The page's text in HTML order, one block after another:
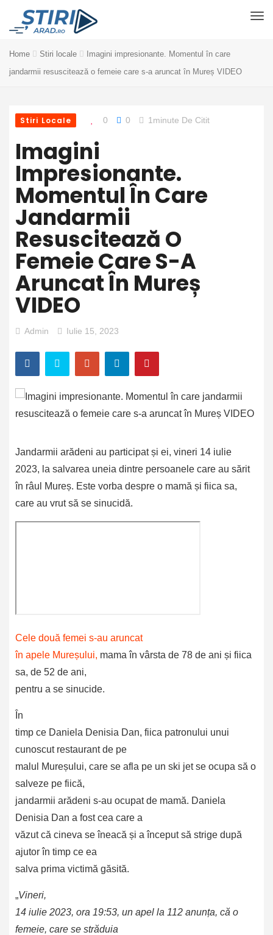
Home Stiri locale
Imagini impresionante. Momentul în care
jandarmii resuscitează o femeie care s-a aruncat în Mureș VIDEO
Stiri Locale 0 0 1minute De Citit
Imagini
Impresionante.
Momentul În Care
Jandarmii
Resuscitează O
Femeie Care S-A
Aruncat În Mureș
VIDEO
Admin Iulie 15, 2023
Jandarmii arădeni au participat și ei, vineri 14 iulie
2023, la salvarea uneia dintre persoanele care au sărit
în râul Mureș. Este vorba despre o mamă și fiica sa,
care au vrut să se sinucidă.
Cele două femei s-au aruncat
în apele Mureșului, mama în vârsta de 78 de ani și fiica
sa, de 52 de ani,
pentru a se sinucide.
În
timp ce Daniela Denisia Dan, fiica patronului unui
cunoscut restaurant de pe
malul Mureșului, care se afla pe un ski jet se ocupa să o
salveze pe fiică,
jandarmii arădeni s-au ocupat de mamă. Daniela
Denisia Dan a fost cea care a
văzut că cineva se îneacă și a început să strige după
ajutor în timp ce ea
salva prima victimă găsită.
„Vineri,
14 iulie 2023, ora 19:53, un apel la 112 anunța, că o
femeie, care se străduia